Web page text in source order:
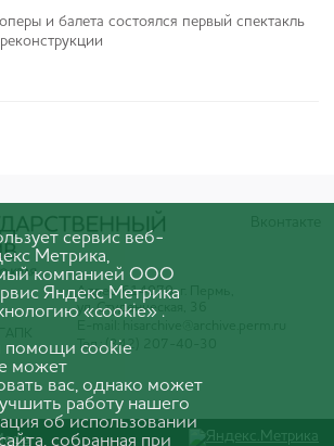
и балета состоялся первый спектакль
Адрес: 614070, г. Пермь,
ул. Студенческая, 36
Тел.: (342) 207-40-30
сервис веб-
Метрика,
компанией ООО
Яндекс Метрика
«cookie» .
помощи cookie
может
вас, однако может
работу нашего
об использовании
собранная при